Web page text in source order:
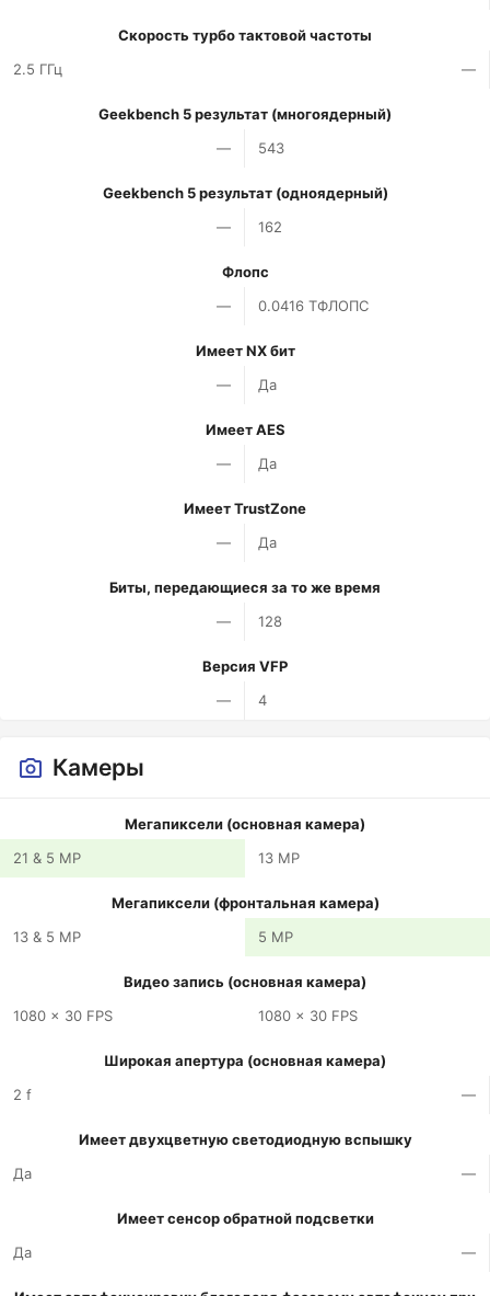
Скорость турбо тактовой частоты
2.5 ГГц
—
Geekbench 5 результат (многоядерный)
—
543
Geekbench 5 результат (одноядерный)
—
162
Флопс
—
0.0416 ТФЛОПС
Имеет NX бит
—
Да
Имеет AES
—
Да
Имеет TrustZone
—
Да
Биты, передающиеся за то же время
—
128
Версия VFP
—
4
Камеры
Мегапиксели (основная камера)
21 & 5 MP
13 MP
Мегапиксели (фронтальная камера)
13 & 5 MP
5 MP
Видео запись (основная камера)
1080 x 30 FPS
1080 x 30 FPS
Широкая апертура (основная камера)
2 f
—
Имеет двухцветную светодиодную вспышку
Да
—
Имеет сенсор обратной подсветки
Да
—